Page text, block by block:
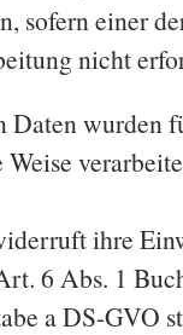
sofern einer
nicht
Daten wurden
Weise
ihre
6 Abs. 1
a DS-GVO